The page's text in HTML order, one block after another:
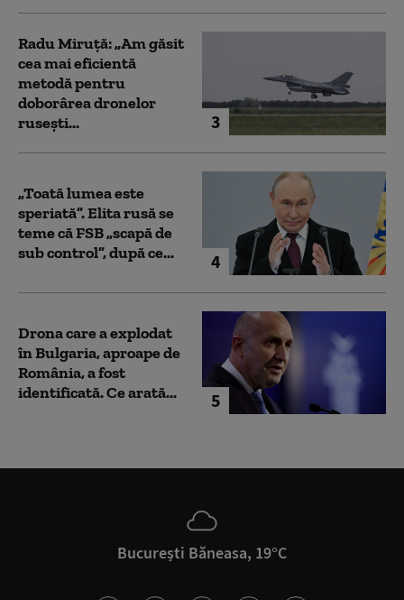
3
Radu Miruță: „Am găsit
cea mai eficientă
metodă pentru
doborârea dronelor
rusești...
4
„Toată lumea este
speriată”. Elita rusă se
teme că FSB „scapă de
sub control”, după ce...
5
Drona care a explodat
în Bulgaria, aproape de
România, a fost
identificată. Ce arată...
București Băneasa, 19°C